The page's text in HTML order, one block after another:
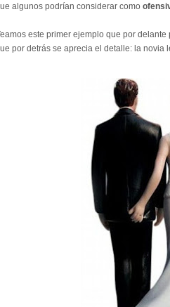
algunos podrían considerar como
este primer ejemplo que por
por detrás se aprecia el detalle: la novia